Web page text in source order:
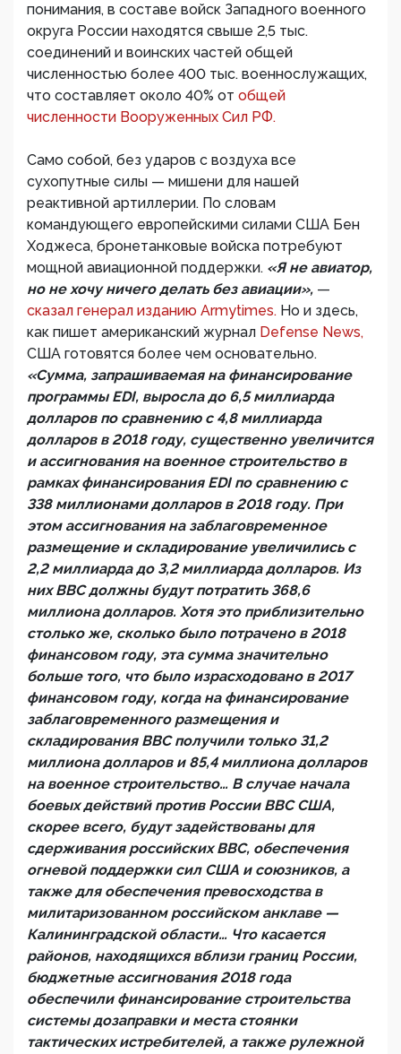
понимания, в составе войск Западного военного
округа России находятся свыше 2,5 тыс.
соединений и воинских частей общей
численностью более 400 тыс. военнослужащих,
что составляет около 40% от общей
численности Вооруженных Сил РФ.
Само собой, без ударов с воздуха все
сухопутные силы — мишени для нашей
реактивной артиллерии. По словам
командующего европейскими силами США Бен
Ходжеса, бронетанковые войска потребуют
мощной авиационной поддержки. «Я не авиатор,
но не хочу ничего делать без авиации», —
сказал генерал изданию Armytimes. Но и здесь,
как пишет американский журнал Defense News,
США готовятся более чем основательно.
«Сумма, запрашиваемая на финансирование
программы EDI, выросла до 6,5 миллиарда
долларов по сравнению с 4,8 миллиарда
долларов в 2018 году, существенно увеличится
и ассигнования на военное строительство в
рамках финансирования EDI по сравнению с
338 миллионами долларов в 2018 году. При
этом ассигнования на заблаговременное
размещение и складирование увеличились с
2,2 миллиарда до 3,2 миллиарда долларов. Из
них ВВС должны будут потратить 368,6
миллиона долларов. Хотя это приблизительно
столько же, сколько было потрачено в 2018
финансовом году, эта сумма значительно
больше того, что было израсходовано в 2017
финансовом году, когда на финансирование
заблаговременного размещения и
складирования ВВС получили только 31,2
миллиона долларов и 85,4 миллиона долларов
на военное строительство… В случае начала
боевых действий против России ВВС США,
скорее всего, будут задействованы для
сдерживания российских ВВС, обеспечения
огневой поддержки сил США и союзников, а
также для обеспечения превосходства в
милитаризованном российском анклаве —
Калининградской области… Что касается
районов, находящихся вблизи границ России,
бюджетные ассигнования 2018 года
обеспечили финансирование строительства
системы дозаправки и места стоянки
тактических истребителей, а также рулежной